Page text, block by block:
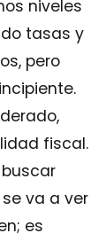
niveles
tasas y
pero
fiscal.
va a ver
es